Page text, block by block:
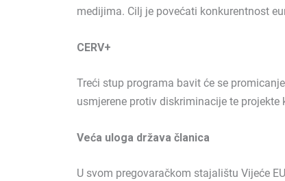
medijima. Cilj je povećati konkurentnost
CERV+
Treći stup programa bavit će se
usmjerene protiv diskriminacije te
Veća uloga država članica
U svom pregovaračkom stajalištu Vijeće